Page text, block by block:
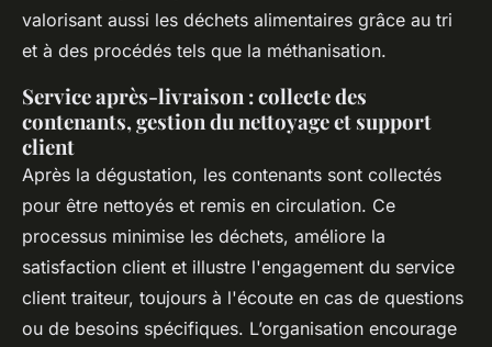
valorisant aussi les déchets alimentaires grâce au tri
et à des procédés tels que la méthanisation.
Service après-livraison : collecte des
contenants, gestion du nettoyage et support
client
Après la dégustation, les contenants sont collectés
pour être nettoyés et remis en circulation. Ce
processus minimise les déchets, améliore la
satisfaction client et illustre l'engagement du service
client traiteur, toujours à l'écoute en cas de questions
ou de besoins spécifiques. L’organisation encourage